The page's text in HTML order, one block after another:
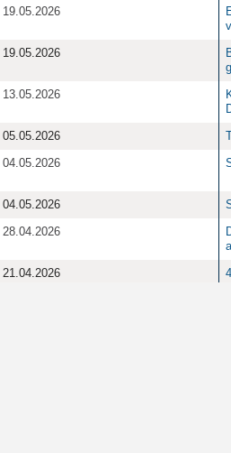
19.05.2026
19.05.2026
13.05.2026
05.05.2026
04.05.2026
04.05.2026
28.04.2026
21.04.2026